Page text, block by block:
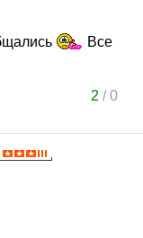
Все
2 /0